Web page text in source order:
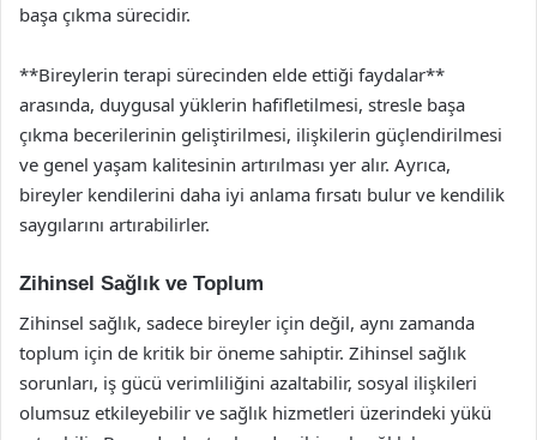
başa çıkma sürecidir.
**Bireylerin terapi sürecinden elde ettiği faydalar**
arasında, duygusal yüklerin hafifletilmesi, stresle başa
çıkma becerilerinin geliştirilmesi, ilişkilerin güçlendirilmesi
ve genel yaşam kalitesinin artırılması yer alır. Ayrıca,
bireyler kendilerini daha iyi anlama fırsatı bulur ve kendilik
saygılarını artırabilirler.
Zihinsel Sağlık ve Toplum
Zihinsel sağlık, sadece bireyler için değil, aynı zamanda
toplum için de kritik bir öneme sahiptir. Zihinsel sağlık
sorunları, iş gücü verimliliğini azaltabilir, sosyal ilişkileri
olumsuz etkileyebilir ve sağlık hizmetleri üzerindeki yükü